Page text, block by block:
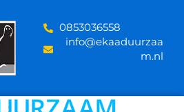
‪0853036558
info@ekaaduurzaa
m.nl